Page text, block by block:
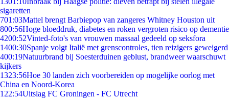
sigaretten
701:03Mattel brengt Barbiepop van zangeres Whitney Houston uit
800:56Hoge bloeddruk, diabetes en roken vergroten risico op dementie
4200:52Vinted-foto's van vrouwen massaal gedeeld op seksfora
1400:30Spanje volgt Italië met grenscontroles, tien reizigers geweigerd
400:19Natuurbrand bij Soesterduinen geblust, brandweer waarschuwt
kijkers
1323:56Hoe 30 landen zich voorbereiden op mogelijke oorlog met
China en Noord-Korea
1 22:54Uitslag FC Groningen - FC Utrecht